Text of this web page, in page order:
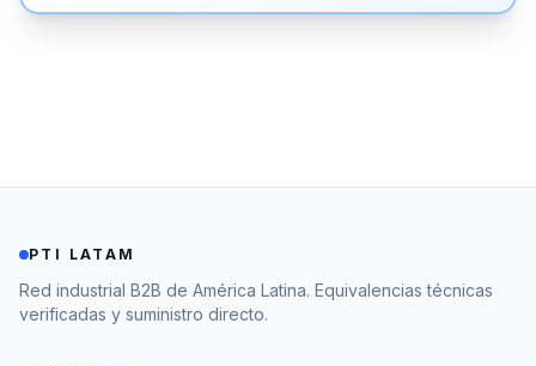
PTI LATAM
Red industrial B2B de América Latina. Equivalencias técnicas
verificadas y suministro directo.